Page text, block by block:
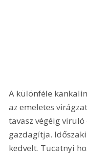
A különféle
az emeletes
tavasz végéig
gazdagítja.
kedvelt. Tucatnyi